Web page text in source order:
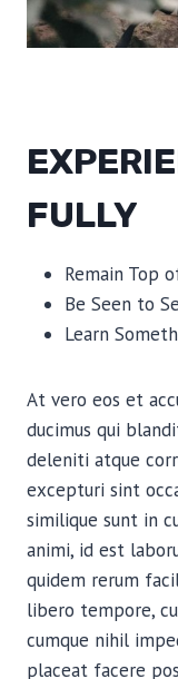
FULLY
Remain Top
Be Seen to
Learn
At vero eos et
ducimus qui
deleniti atque
excepturi sint
similique sunt in
animi, id est
quidem rerum
libero tempore,
cumque nihil
placeat facere